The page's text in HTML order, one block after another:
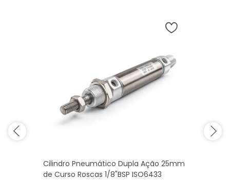
Cilindro Pneumático Dupla Ação 25mm
de Curso Roscas 1/8"BSP ISO6433